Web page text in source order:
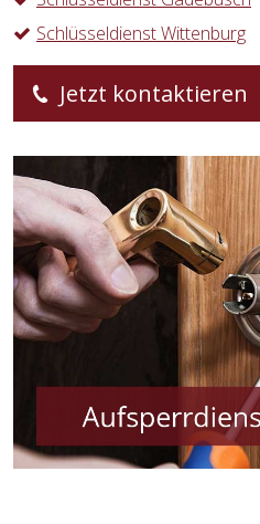
Schlüsseldienst Wittenburg
Jetzt kontaktieren